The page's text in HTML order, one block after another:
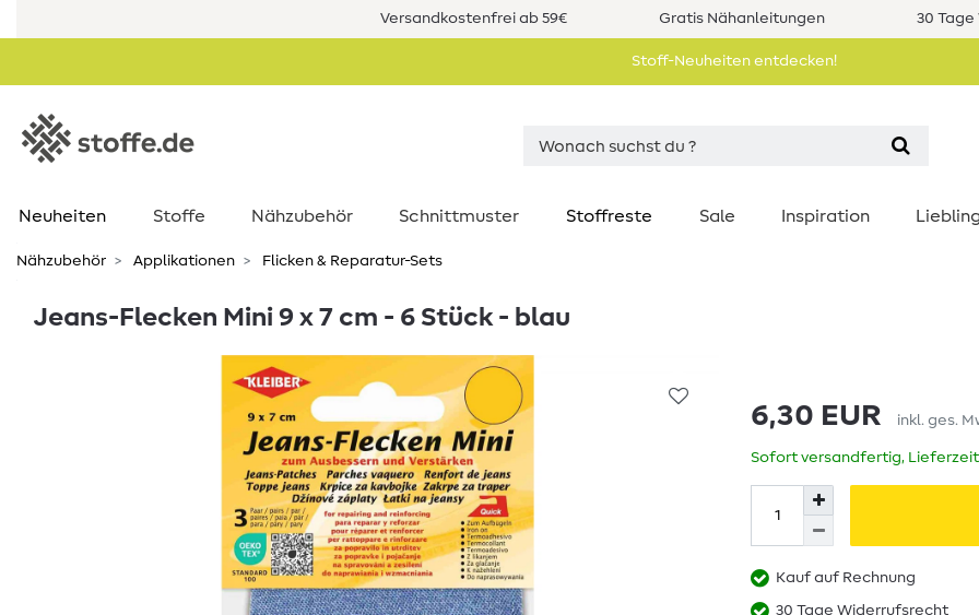
Versandkostenfrei ab 59€ Gratis Nähanleitungen 30
Stoff-Neuheiten entdecken!
Neuheiten Stoffe Nähzubehör Schnittmuster Stoffreste Sale Inspiration
Nähzubehör Applikationen Flicken & Reparatur-Sets
Jeans-Flecken Mini 9 x 7 cm - 6 Stück - blau
6,30 EUR inkl. ges.
Sofort versandfertig,
Kauf auf Rechnung
30 Tage Widerrufsrecht